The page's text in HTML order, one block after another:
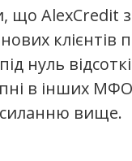
що AlexCredit з
клієнтів
нуль
в інших
вище.